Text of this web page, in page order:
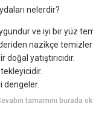
nelerdir?
ve iyi bir yüz
nazikçe
yatıştırıcıdır.
dengeler.
tamamını burada